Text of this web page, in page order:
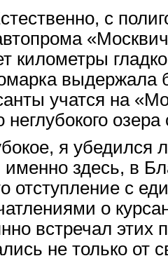
с
километры
выдержала
учатся на
я убедился
здесь, в
отступление с
о
встречал этих
не только от